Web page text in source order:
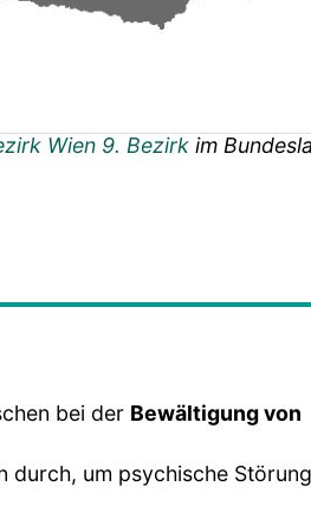
Wien 9. Bezirk im
bei der Bewältigung von
durch, um psychische